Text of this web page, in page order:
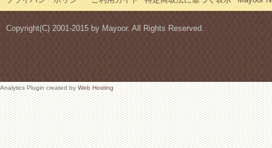
Copyright(C) 2001-2015 by Mayoor. All Rights Reserved.
Analytics Plugin created byWeb Hosting